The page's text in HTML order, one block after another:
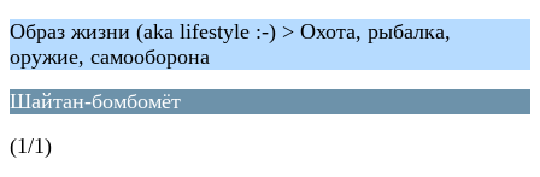
Образ жизни (aka lifestyle :-) > Охота, рыбалка,
оружие, самооборона
Шайтан-бомбомёт
(1/1)